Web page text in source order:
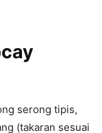
serong tipis,
(takaran sesuai